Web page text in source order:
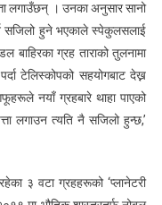
लगाउँछन् । उनका अनुसार सानो
सजिलो हुने भएकाले स्पेकुलसलाई
बाहिरका ग्रह ताराको तुलनामा
टेलिस्कोपको सहयोगबाट देख्न
नयाँ ग्रहबारे थाहा पाएको
लगाउन त्यति नै सजिलो हुन्छ,’
३ वटा ग्रहहरूको ‘प्लानेटरी